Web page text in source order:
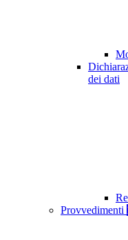
dei dati
Provvedimenti